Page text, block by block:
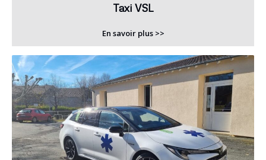
Taxi VSL
En savoir plus >>